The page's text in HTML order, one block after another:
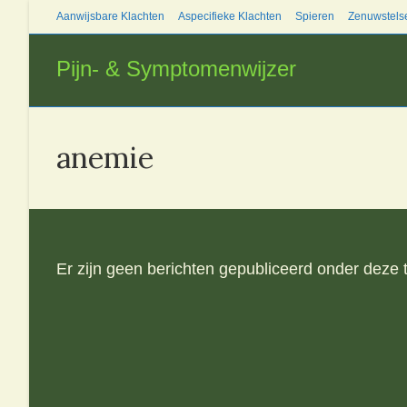
Aanwijsbare Klachten Aspecifieke Klachten Spieren
Pijn- & Symptomenwijzer
anemie
Er zijn geen berichten gepubliceerd onder deze